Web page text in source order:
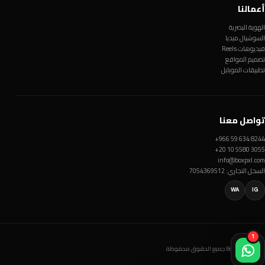
1
أعمالنا
الهوية البصرية
السوشيال ميديا
فيديوهات Reels
تصميم المواقع
تطبيقات الموبايل
تواصل معنا
+966 59 634 8244
+20 10 5580 3055
info@boxpxl.com
السجل التجاري: 7054369512
IG
WA